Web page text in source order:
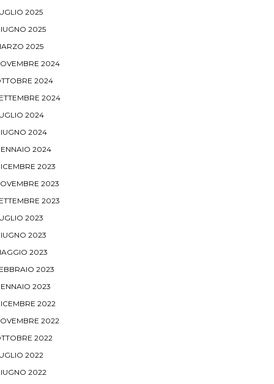
2025
2025
2025
2024
2024
2024
2024
2024
2024
2023
2023
2023
2023
2023
2023
2023
2023
2022
2022
2022
2022
2022